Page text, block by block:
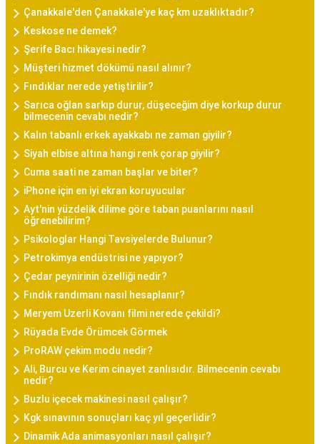
Çanakkale'den Çanakkale'ye kaç km uzaklıktadır?
Keskose ne demek?
Şerife Bacı hikayesi nedir?
Müşteri hizmet dökümü nasıl alınır?
Fındıklar nerede yetiştirilir?
Sarıca oğlan sarkıp durur, düşeceğim diye korkup durur
bilmecenin cevabı nedir?
Kalın tabanlı erkek ayakkabı ne zaman giyilir?
Siyah elbise altına hangi renk çorap giyilir?
Cuma saati ne zaman başlar ve biter?
iPhone için en iyi ekran koruyucular
Ayt'nin yüzdelik dilime göre taban puanlarını nasıl
öğrenebilirim?
Psikologlar Hangi Tavsiyelerde Bulunur?
Petrokimya endüstrisi ne yapıyor?
Çedar peynirinin özelliği nedir?
Fındık randımanı nasıl hesaplanır?
Meryem Uzerli Kovanı filmi nerede çekildi?
Rüyada Evde Örümcek Görmek
ProRAW çekim modu nedir?
Ali, Burcu ve Kerim cinayet zanlısıdır. Bilmecenin cevabı
nedir?
Buzlu içecek makinesi nasıl çalışır?
Kgk sınavının sonuçları kaç yıl geçerlidir?
Dinamik Ada animasyonları nasıl çalışır?